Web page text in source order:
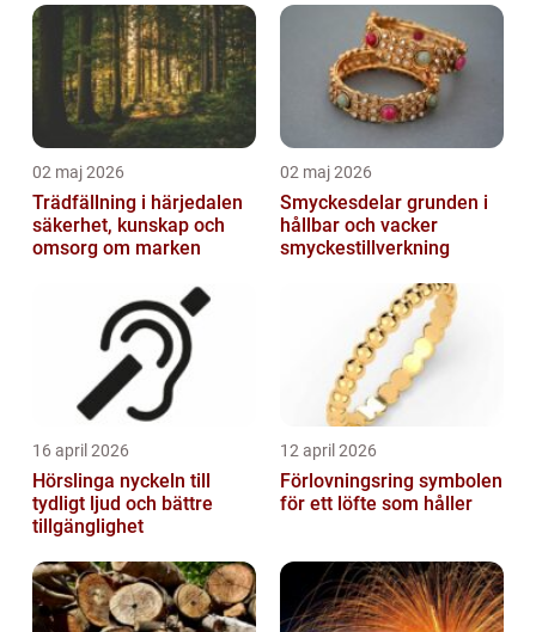
02 maj 2026
Trädfällning i härjedalen
säkerhet, kunskap och
omsorg om marken
02 maj 2026
Smyckesdelar grunden i
hållbar och vacker
smyckestillverkning
16 april 2026
Hörslinga nyckeln till
tydligt ljud och bättre
tillgänglighet
12 april 2026
Förlovningsring symbolen
för ett löfte som håller